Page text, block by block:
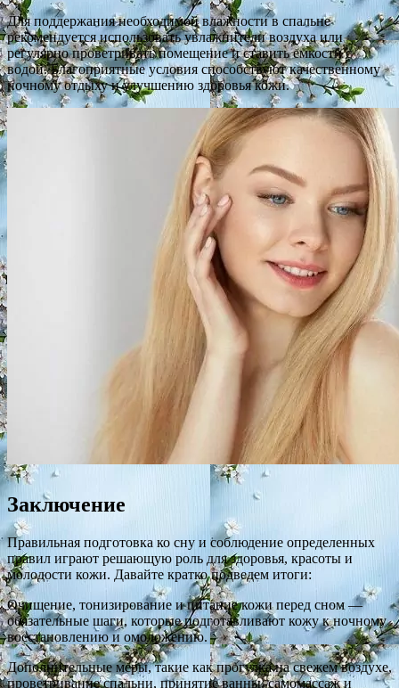
Для поддержания необходимой влажности в спальне
рекомендуется использовать увлажнители воздуха или
регулярно проветривать помещение и ставить емкости с
водой. Благоприятные условия способствуют качественному
ночному отдыху и улучшению здоровья кожи.
Заключение
Правильная подготовка ко сну и соблюдение определенных
правил играют решающую роль для здоровья, красоты и
молодости кожи. Давайте кратко подведем итоги:
Очищение, тонизирование и питание кожи перед сном —
обязательные шаги, которые подготавливают кожу к ночному
восстановлению и омоложению.
Дополнительные меры, такие как прогулка на свежем воздухе,
проветривание спальни, принятие ванны, самомассаж и